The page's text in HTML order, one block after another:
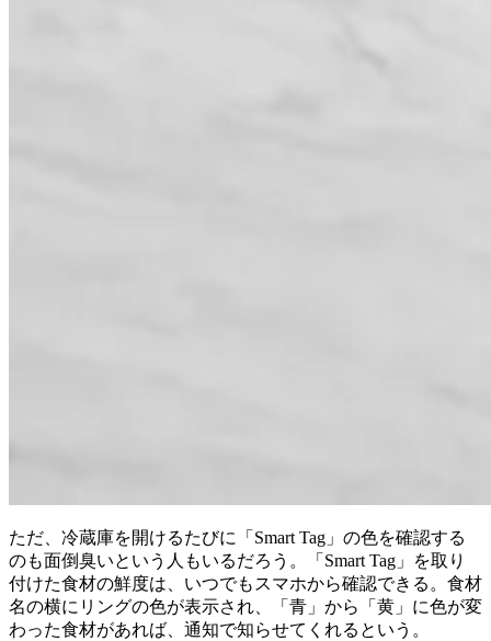
ただ、冷蔵庫を開けるたびに「Smart Tag」の色を確認する
のも面倒臭いという人もいるだろう。「Smart Tag」を取り
付けた食材の鮮度は、いつでもスマホから確認できる。食材
名の横にリングの色が表示され、「青」から「黄」に色が変
わった食材があれば、通知で知らせてくれるという。